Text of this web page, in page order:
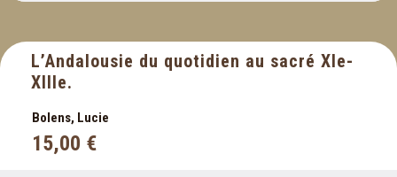
L’Andalousie du quotidien au sacré XIe-
XIIIe.
Bolens, Lucie
15,00 €